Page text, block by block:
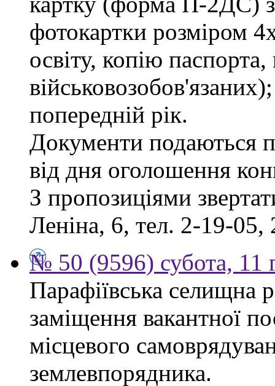
фотокартки розміром
освіту, копію
попередній рік.
Документи подаються
від дня оголошення
З пропозиціями
Леніна, 6, тел. 2-19-05,
№ 50 (9596) субота, 11
Парафіївська селищна
заміщення вакантної
місцевого
землевпорядника.